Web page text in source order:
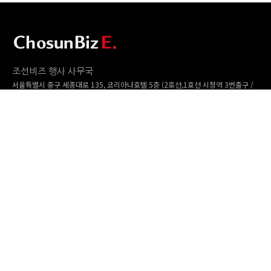
조선비즈 행사 사무국
서울특별시 중구 세종대로 135, 코리아나호텔 5층 (2호선,1호선 시청역 3번출구 /